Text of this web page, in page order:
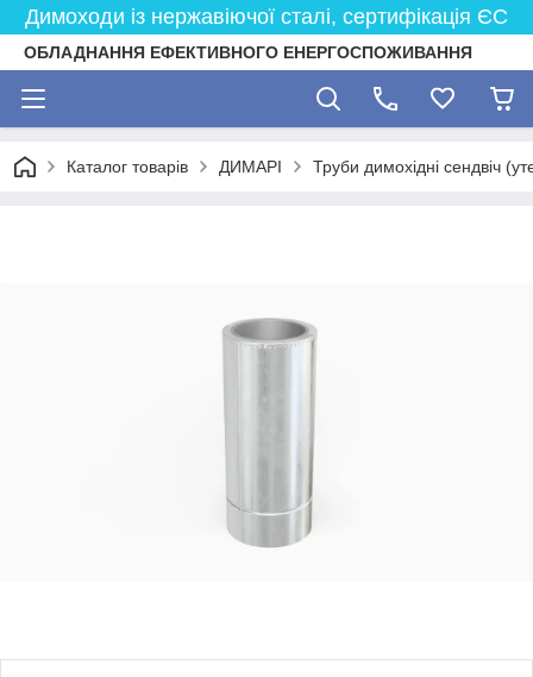
Димоходи із нержавіючої сталі, сертифікація ЄС
ОБЛАДНАННЯ ЕФЕКТИВНОГО ЕНЕРГОСПОЖИВАННЯ
Каталог товарів ДИМАРІ Труби димохідні сендвіч